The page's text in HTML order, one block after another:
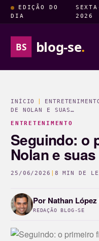
EDIÇÃO DO
DIA
2026
BS blog-se.
INÍCIO
DE NOLAN E SUAS…
ENTRETENIMENTO
Seguindo: o
Nolan e
25/06/2026 8 MIN DE
Por Nathan
REDAÇÃO BLOG-SE